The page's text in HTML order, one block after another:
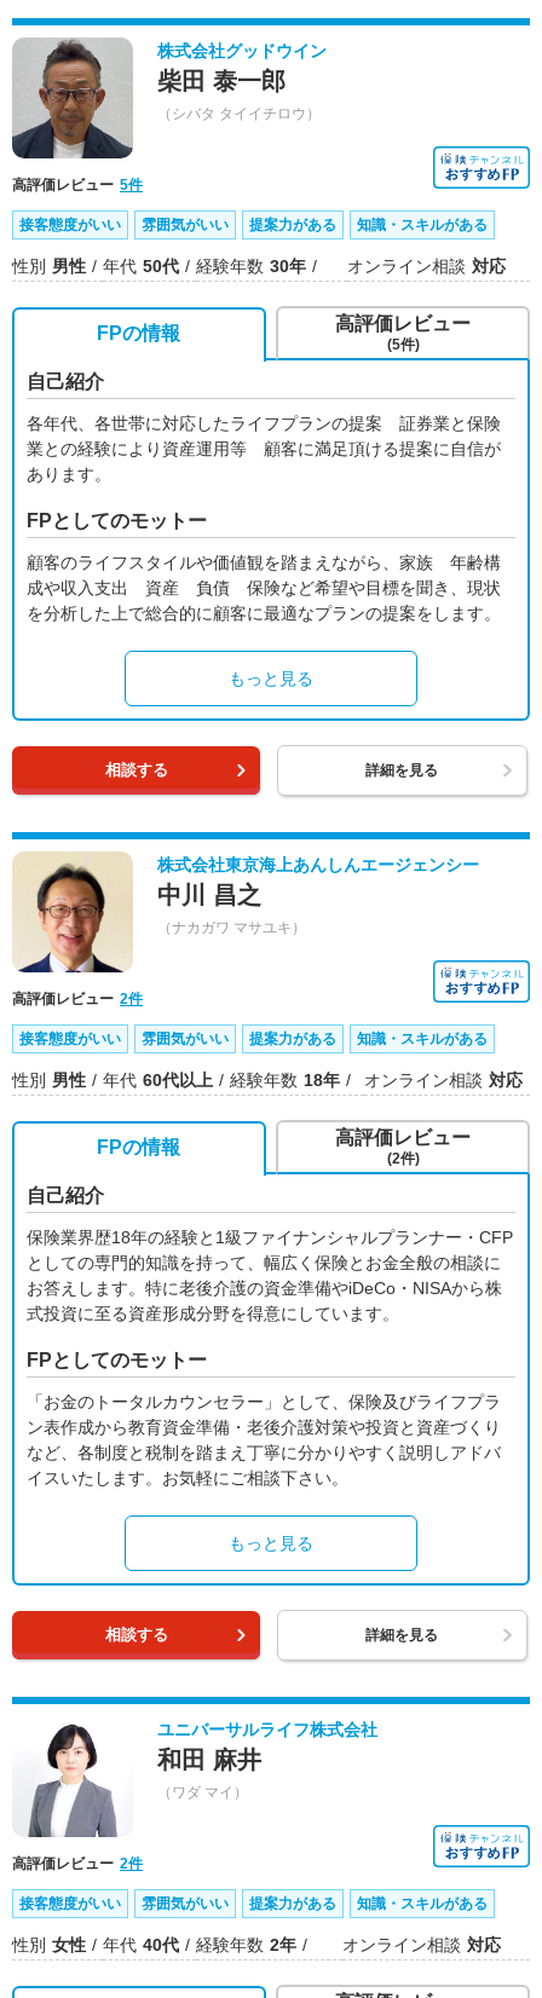
株式会社グッドウイン
柴田 泰一郎
（シバタ タイイチロウ）
高評価レビュー 5件
接客態度がいい 雰囲気がいい 提案力がある 知識・スキルがある
性別 男性 年代 50代 経験年数 30年 オンライン相談 対応
FPの情報
自己紹介
各年代、各世帯に対応したライフプランの提案 証券業と保険
業との経験により資産運用等 顧客に満足頂ける提案に自信が
あります。
FPとしてのモットー
顧客のライフスタイルや価値観を踏まえながら、家族 年齢構
成や収入支出 資産 負債 保険など希望や目標を聞き、現状
を分析した上で総合的に顧客に最適なプランの提案をします。
もっと見る
高評価レビュー
(5件)
相談する 詳細を見る
株式会社東京海上あんしんエージェンシー
中川 昌之
（ナカガワ マサユキ）
高評価レビュー 2件
接客態度がいい 雰囲気がいい 提案力がある 知識・スキルがある
性別 男性 年代 60代以上 経験年数 18年 オンライン相談 対応
FPの情報
自己紹介
保険業界歴18年の経験と1級ファイナンシャルプランナー・CFP
としての専門的知識を持って、幅広く保険とお金全般の相談に
お答えします。特に老後介護の資金準備やiDeCo・NISAから株
式投資に至る資産形成分野を得意にしています。
FPとしてのモットー
「お金のトータルカウンセラー」として、保険及びライフプラ
ン表作成から教育資金準備・老後介護対策や投資と資産づくり
など、各制度と税制を踏まえ丁寧に分かりやすく説明しアドバ
イスいたします。お気軽にご相談下さい。
もっと見る
高評価レビュー
(2件)
相談する 詳細を見る
ユニバーサルライフ株式会社
和田 麻井
（ワダ マイ）
高評価レビュー 2件
接客態度がいい 雰囲気がいい 提案力がある 知識・スキルがある
性別 女性 年代 40代 経験年数 2年 オンライン相談 対応